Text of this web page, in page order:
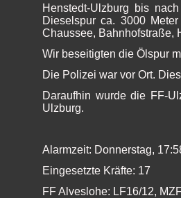
Henstedt-Ulzburg bis
Dieselspur ca. 3000
Chaussee, Bahnhofstraße,
Wir beseitigten die Ölspur
Die Polizei war vor Ort.
Daraufhin wurde die FF-
Ulzburg.
Alarmzeit: Donnerstag,
Eingesetzte Kräfte: 17
FF Alveslohe: LF16/12,